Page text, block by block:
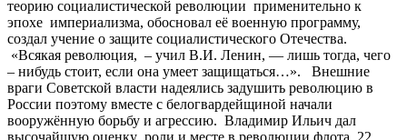
теорию социалистической революции применительно к
эпохе империализма, обосновал её военную программу,
создал учение о защите социалистического Отечества.
«Всякая революция, – учил В.И. Ленин, — лишь тогда, чего
– нибудь стоит, если она умеет защищаться…». Внешние
враги Советской власти надеялись задушить революцию в
России поэтому вместе с белогвардейщиной начали
вооружённую борьбу и агрессию. Владимир Ильич дал
высочайшую оценку роли и месте в революции флота. 22